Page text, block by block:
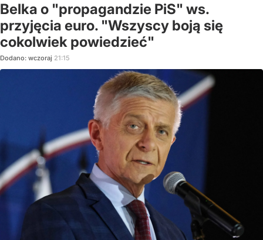
Belka o "propagandzie PiS" ws.
przyjęcia euro. "Wszyscy boją się
cokolwiek powiedzieć"
Dodano: wczoraj 21:15